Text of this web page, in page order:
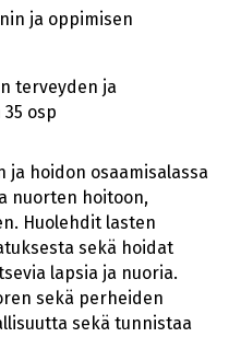
ja oppimisen
terveyden ja
osp
ja hoidon osaamisalassa
nuorten hoitoon,
Huolehdit lasten
sekä hoidat
lapsia ja nuoria.
sekä perheiden
sekä tunnistaa